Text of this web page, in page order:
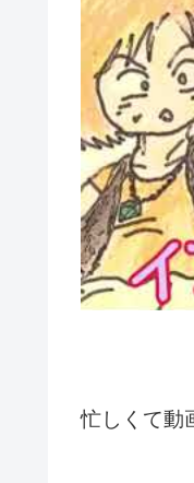
忙しくて動